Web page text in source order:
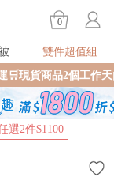
0
雙件超值組
天內火速寄出🚚滿額
選2件$1100